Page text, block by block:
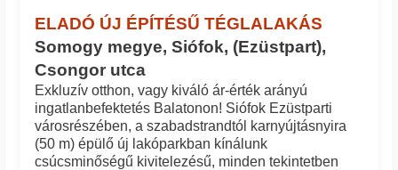
ELADÓ ÚJ ÉPÍTÉSŰ TÉGLALAKÁS
Somogy megye, Siófok, (Ezüstpart),
Csongor utca
Exkluzív otthon, vagy kiváló ár-érték arányú
ingatlanbefektetés Balatonon! Siófok Ezüstparti
városrészében, a szabadstrandtól karnyújtásnyira
(50 m) épülő új lakóparkban kínálunk
csúcsminőségű kivitelezésű, minden tekintetben